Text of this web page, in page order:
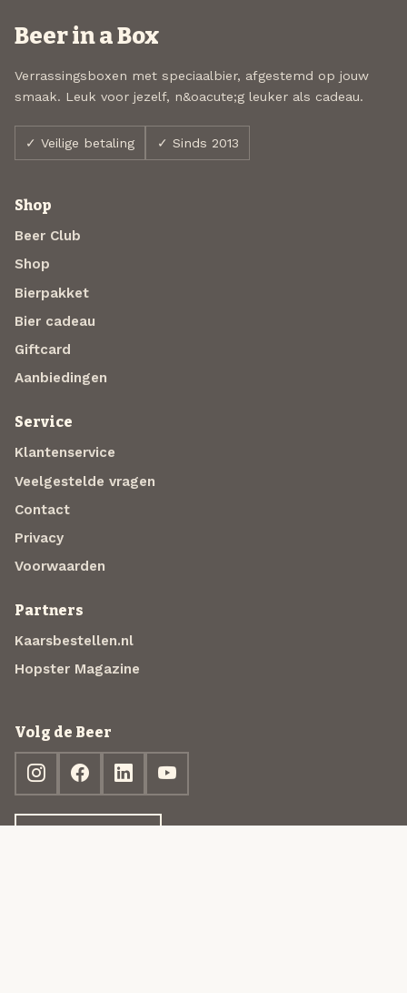
Beer in a Box
Verrassingsboxen met speciaalbier, afgestemd op jouw
smaak. Leuk voor jezelf, n&oacute;g leuker als cadeau.
✓ Veilige betaling ✓ Sinds 2013
Shop
Beer Club
Shop
Bierpakket
Bier cadeau
Giftcard
Aanbiedingen
Service
Klantenservice
Veelgestelde vragen
Contact
Privacy
Voorwaarden
Partners
Kaarsbestellen.nl
Hopster Magazine
Volg de Beer